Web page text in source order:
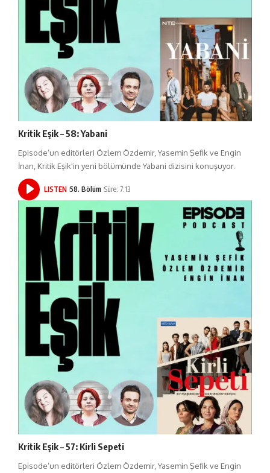
Kritik Eşik – 58: Yabani
Episode’un editörleri Özlem Özdemir, Yasemin Şefik ve Engin
İnan, Kritik Eşik'in yeni bölümünde Yabani dizisini konuşuyor.
LISTEN 58. Bölüm Süre: 7:13
Kritik Eşik – 57: Kirli Sepeti
Episode’un editörleri Özlem Özdemir, Yasemin Şefik ve Engin